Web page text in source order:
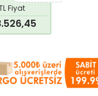
Fiyat